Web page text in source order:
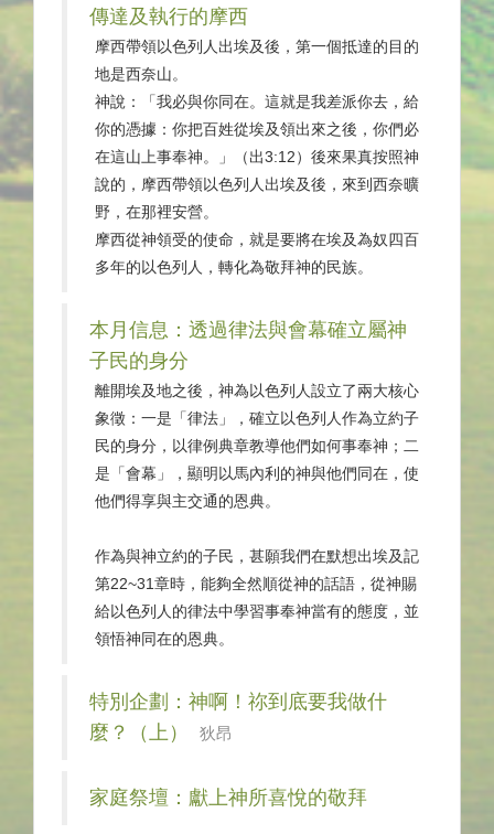
傳達及執行的摩西
摩西帶領以色列人出埃及後，第一個抵達的目的
地是西奈山。
神說：「我必與你同在。這就是我差派你去，給
你的憑據：你把百姓從埃及領出來之後，你們必
在這山上事奉神。」（出3:12）後來果真按照神
說的，摩西帶領以色列人出埃及後，來到西奈曠
野，在那裡安營。
摩西從神領受的使命，就是要將在埃及為奴四百
多年的以色列人，轉化為敬拜神的民族。
本月信息：透過律法與會幕確立屬神
子民的身分
離開埃及地之後，神為以色列人設立了兩大核心
象徵：一是「律法」，確立以色列人作為立約子
民的身分，以律例典章教導他們如何事奉神；二
是「會幕」，顯明以馬內利的神與他們同在，使
他們得享與主交通的恩典。
作為與神立約的子民，甚願我們在默想出埃及記
第22~31章時，能夠全然順從神的話語，從神賜
給以色列人的律法中學習事奉神當有的態度，並
領悟神同在的恩典。
特別企劃：神啊！祢到底要我做什
麼？（上） 狄昂
家庭祭壇：獻上神所喜悅的敬拜